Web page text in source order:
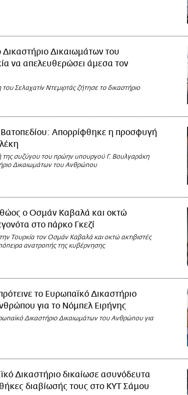
Δικαιωμάτων του
να απελευθερώσει άμεσα τον
Σελαχατίν Ντεμιρτάς ζήτησε το δικαστήριο
Απορρίφθηκε η προσφυγή
συζύγου του πρώην υπουργού Γ. Βουλγαράκη
Δικαιωμάτων του Ανθρώπου
ο Οσμάν Καβαλά και οκτώ
στο πάρκο Γκεζί
Τουρκία τον Οσμάν Καβαλά και οκτώ ακτιβιστές
ανατροπής της κυβέρνησης
το Ευρωπαϊκό Δικαστήριο
για το Νόμπελ Ειρήνης
Δικαστήριο Δικαιωμάτων του Ανθρώπου για
Δικαστήριο δικαίωσε ασυνόδευτα
διαβίωσής τους στο ΚΥΤ Σάμου